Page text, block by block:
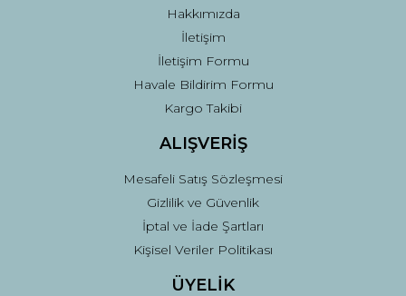
Hakkımızda
İletişim
İletişim Formu
Havale Bildirim Formu
Kargo Takibi
ALIŞVERİŞ
Mesafeli Satış Sözleşmesi
Gizlilik ve Güvenlik
İptal ve İade Şartları
Kişisel Veriler Politikası
ÜYELİK